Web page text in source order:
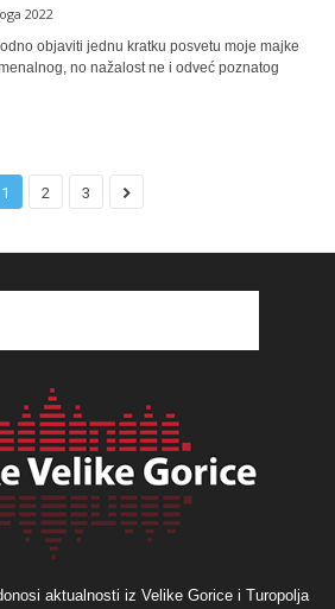
2022
objaviti jednu kratku posvetu moje majke
no nažalost ne i odveć poznatog
1 2 3
aktualnosti iz Velike Gorice i Turopolja